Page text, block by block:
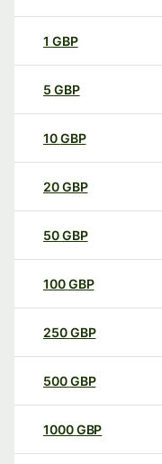
1 GBP
5 GBP
10GBP
20GBP
50GBP
100GBP
250GBP
500GBP
1000GBP